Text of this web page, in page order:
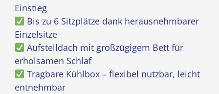
Einstieg
Bis zu 6 Sitzplätze dank herausnehmbarer
Einzelsitze
Aufstelldach mit großzügigem Bett für
erholsamen Schlaf
Tragbare Kühlbox – flexibel nutzbar, leicht
entnehmbar